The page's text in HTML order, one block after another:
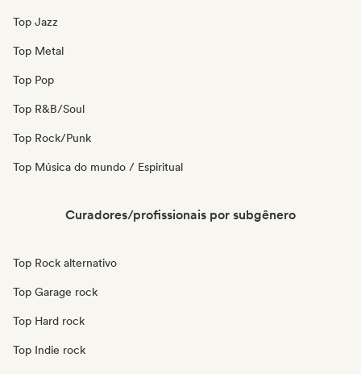
Top Jazz
Top Metal
Top Pop
Top R&B/Soul
Top Rock/Punk
Top Música do mundo / Espiritual
Curadores/profissionais por subgênero
Top Rock alternativo
Top Garage rock
Top Hard rock
Top Indie rock